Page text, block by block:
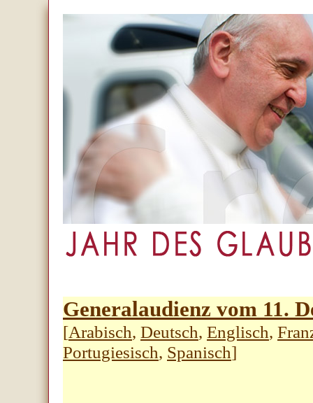
Generalaudienz vom 11.
[Arabisch, Deutsch, Englisch,
Portugiesisch, Spanisch]